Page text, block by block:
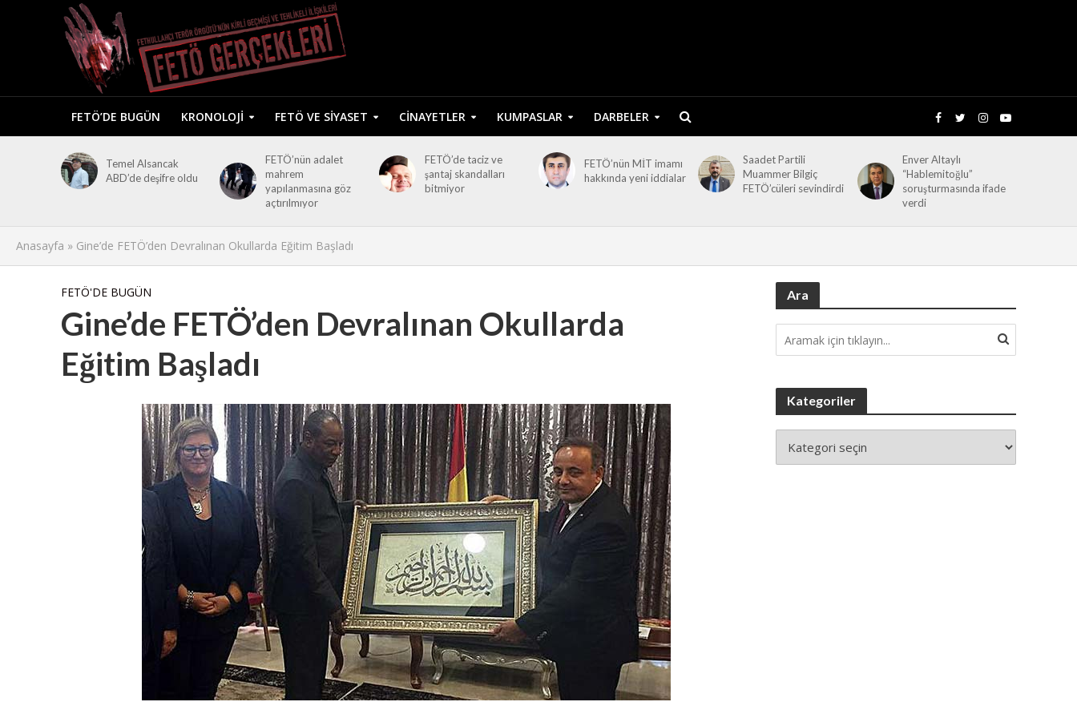
FETÖ’DE BUGÜN KRONOLOJI FETÖ VE SIYASET CINAYETLER KUMPASLAR DARBELER
Temel Alsancak
ABD’de deşifre oldu
FETÖ’nün adalet
mahrem
yapılanmasına göz
açtırılmıyor
FETÖ’de taciz ve
şantaj skandalları
bitmiyor
FETÖ’nün MİT imamı
hakkında yeni iddialar
Saadet Partili
Muammer Bilgiç
FETÖ’cüleri sevindirdi
Enver Altaylı
“Hablemitoğlu”
soruşturmasında ifade
verdi
Anasayfa » Gine’de FETÖ’den Devralınan Okullarda Eğitim Başladı
FETÖ'DE BUGÜN
Gine’de FETÖ’den Devralınan Okullarda
Eğitim Başladı
Ara
Kategoriler